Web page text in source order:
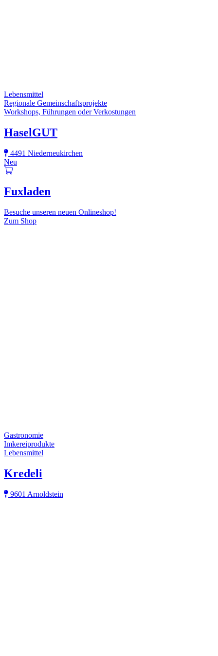
Lebensmittel
Regionale Gemeinschaftsprojekte
Workshops, Führungen oder Verkostungen
HaselGUT
4491 Niederneukirchen
Neu
Fuxladen
Besuche unseren neuen Onlineshop!
Zum Shop
Gastronomie
Imkereiprodukte
Lebensmittel
Kredeli
9601 Arnoldstein